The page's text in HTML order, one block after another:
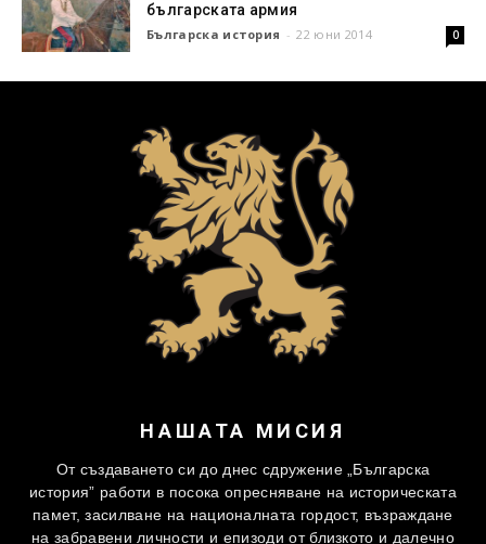
българската армия
Българска история - 22 юни 2014 0
НАШАТА МИСИЯ
От създаването си до днес сдружение „Българска
история” работи в посока опресняване на историческата
памет, засилване на националната гордост, възраждане
на забравени личности и епизоди от близкото и далечно